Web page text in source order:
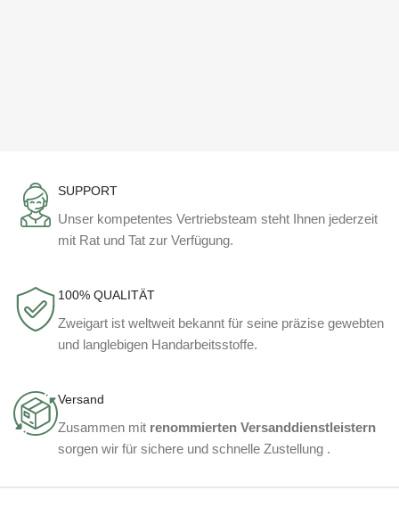
SUPPORT
Unser kompetentes Vertriebsteam steht Ihnen jederzeit
mit Rat und Tat zur Verfügung.
100% QUALITÄT
Zweigart ist weltweit bekannt für seine präzise gewebten
und langlebigen Handarbeitsstoffe.
Versand
Zusammen mit renommierten Versanddienstleistern
sorgen wir für sichere und schnelle Zustellung .